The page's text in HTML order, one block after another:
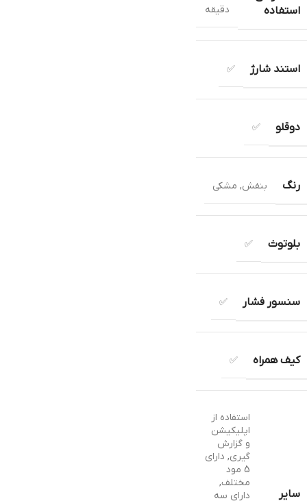
استفاده
دقیقه
استند شارژ ✅
دوقلو ✅
رنگ بنفش, مشکی
بلوتوث ✅
سنسور فشار ✅
کیف همراه ✅
سایر
استفاده از
اپلیکیشن
و گزارش
گیری, دارای
5 مود
مختلف,
دارای سه